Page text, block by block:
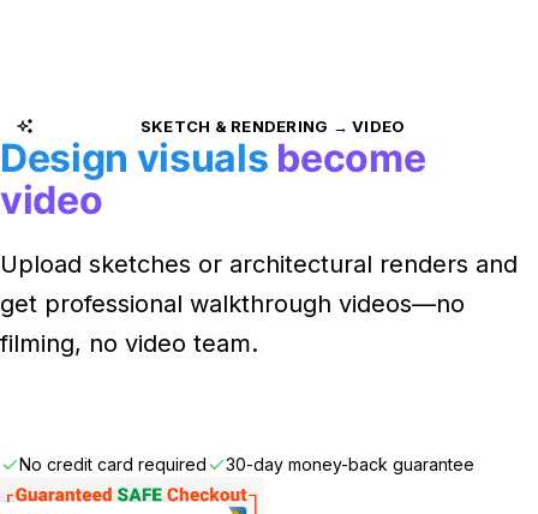
SKETCH & RENDERING → VIDEO
Design visuals become
video
Upload sketches or architectural renders and
get professional walkthrough videos—no
filming, no video team.
No credit card required 30-day money-back guarantee